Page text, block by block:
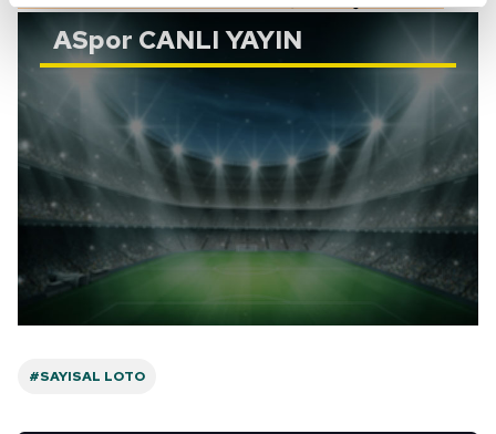
takdirde, kullanıcılara hedefli reklamlar
gösterilmeyecektir."
Sizlere daha iyi bir hizmet sunabilmek için İnternet
Sitemizde kendimize ve üçüncü kişilere ait çerezler
kullanılmaktadır. Bu çerezler vasıtasıyla çeşitli kişisel
verileriniz işlenmekte olup gerekli olan çerezler bilgi
toplumu hizmetlerinin sunulması amacıyla
kullanılmaktadır. Diğer çerezler, sitemizin daha işlevsel
reklam/pazarlama faaliyetlerinin yapılması, amaçlarıyla
ASpor CANLI YAYIN
#SAYISAL LOTO